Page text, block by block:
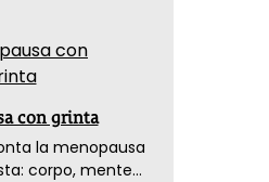
con grinta
la menopausa
corpo, mente